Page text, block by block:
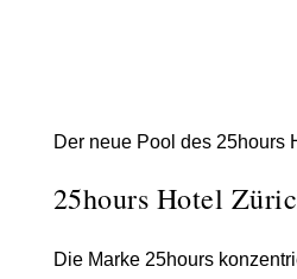
Der neue Pool des 25hours
25hours Hotel
Die Marke 25hours